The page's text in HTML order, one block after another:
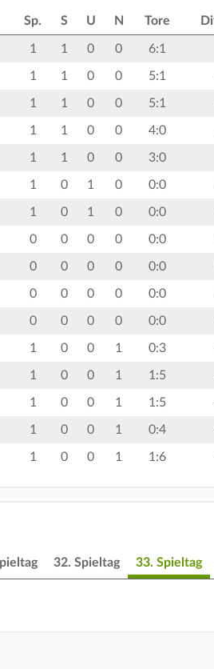
Sp. S U N Tore
1 1 0 0 6:1
1 1 0 0 5:1
1 1 0 0 5:1
1 1 0 0 4:0
1 1 0 0 3:0
1 0 1 0 0:0
1 0 1 0 0:0
0 0 0 0 0:0
0 0 0 0 0:0
0 0 0 0 0:0
0 0 0 0 0:0
1 0 0 1 0:3
1 0 0 1 1:5
1 0 0 1 1:5
1 0 0 1 0:4
1 0 0 1 1:6
32. Spieltag 33. Spieltag